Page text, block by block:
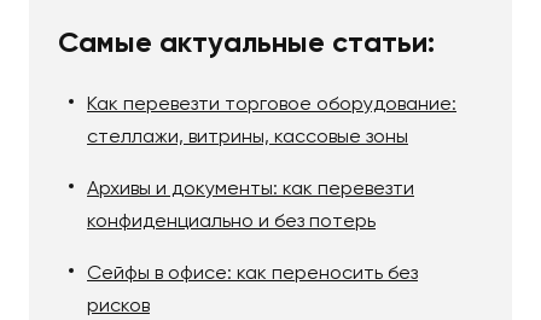
Самые актуальные статьи:
Как перевезти торговое оборудование:
стеллажи, витрины, кассовые зоны
Архивы и документы: как перевезти
конфиденциально и без потерь
Сейфы в офисе: как переносить без
рисков